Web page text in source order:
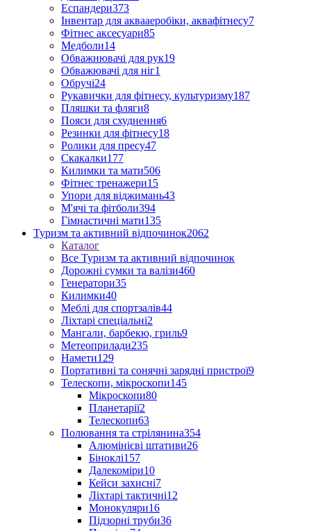
Еспандери373
Інвентар для аквааеробіки, аквафітнесу7
Фітнес аксесуари85
Медболи14
Обважнювачі для рук19
Обважювачі для ніг1
Обручі24
Рукавички для фітнесу, культуризму187
Пляшки та фляги8
Пояси для схуднення6
Резинки для фітнесу18
Ролики для пресу47
Скакалки177
Килимки та мати506
Фітнес тренажери15
Упори для віджимань43
М'ячі та фітболи394
Гімнастичні мати135
Туризм та активний відпочинок2062
Каталог
Все Туризм та активний відпочинок
Дорожні сумки та валізи460
Генератори35
Килимки40
Меблі для спортзалів44
Ліхтарі спеціальні2
Мангали, барбекю, гриль9
Метеоприлади235
Намети129
Портативні та сонячні зарядні пристрої9
Телескопи, мікроскопи145
Мікроскопи80
Планетарії2
Телескопи63
Полювання та стрілянина354
Алюмінієві штативи26
Біноклі157
Далекоміри10
Кейси захисні7
Ліхтарі тактичні12
Монокуляри16
Підзорні труби36